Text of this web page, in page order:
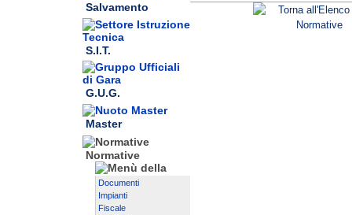
Salvamento
S.I.T.
G.U.G.
Master
Normative
Documenti
Impianti
Fiscale